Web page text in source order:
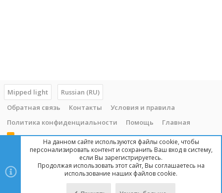
Mipped light
Russian (RU)
Обратная связь
Контакты
Условия и правила
Политика конфиденциальности
Помощь Главная
R
Copyright © 2014 - 2025, mipped.com. Все права защищены. При
копировании материала с сайта, обратная ссылка обязательна!
На данном сайте используются файлы cookie, чтобы
персонализировать контент и сохранить Ваш вход в систему,
если Вы зарегистрируетесь.
Продолжая использовать этот сайт, Вы соглашаетесь на
использование наших файлов cookie.